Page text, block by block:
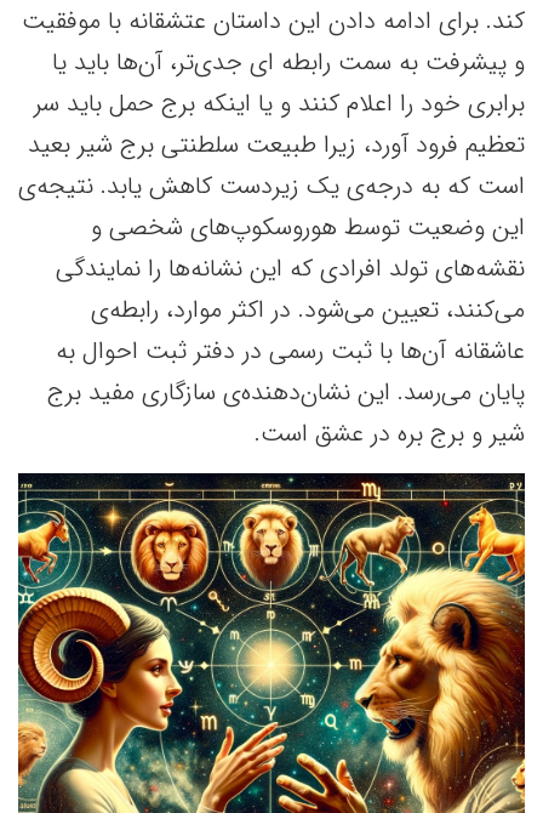
کند. برای ادامه دادن این داستان عتشقانه با موفقیت
و پیشرفت به سمت رابطه ای جدی‌تر، آن‌ها باید یا
برابری خود را اعلام کنند و یا اینکه برج حمل باید سر
تعظیم فرود آورد، زیرا طبیعت سلطنتی برج شیر بعید
است که به درجه‌ی یک زیردست کاهش یابد. نتیجه‌ی
این وضعیت توسط هوروسکوپ‌های شخصی و
نقشه‌های تولد افرادی که این نشانه‌ها را نمایندگی
می‌کنند، تعیین می‌شود. در اکثر موارد، رابطه‌ی
عاشقانه آن‌ها با ثبت رسمی در دفتر ثبت احوال به
پایان می‌رسد. این نشان‌دهنده‌ی سازگاری مفید برج
شیر و برج بره در عشق است.